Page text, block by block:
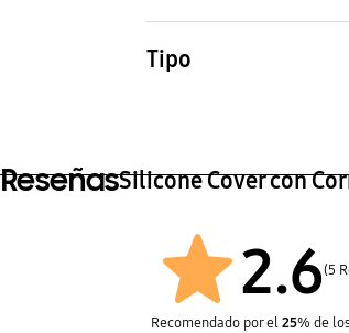
Tipo
ReseñasSilicone Cover con
2.6(5
Recomendado por el25% de